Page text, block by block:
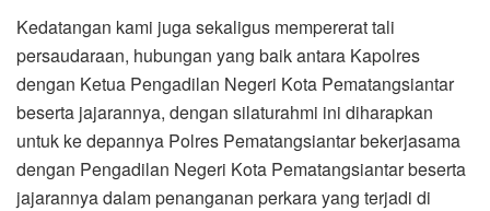
Kedatangan kami juga sekaligus mempererat tali
persaudaraan, hubungan yang baik antara Kapolres
dengan Ketua Pengadilan Negeri Kota Pematangsiantar
beserta jajarannya, dengan silaturahmi ini diharapkan
untuk ke depannya Polres Pematangsiantar bekerjasama
dengan Pengadilan Negeri Kota Pematangsiantar beserta
jajarannya dalam penanganan perkara yang terjadi di